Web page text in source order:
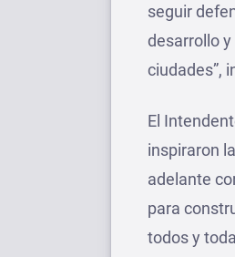
seguir
desarrollo
ciudades”,
El
inspiraron
adelante
para
todos y